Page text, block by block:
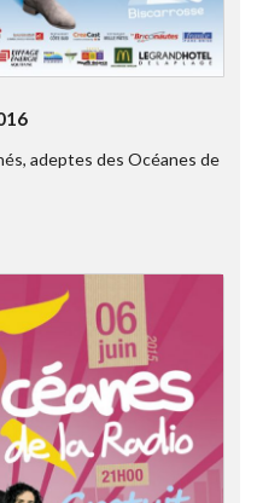
adeptes des Océanes de